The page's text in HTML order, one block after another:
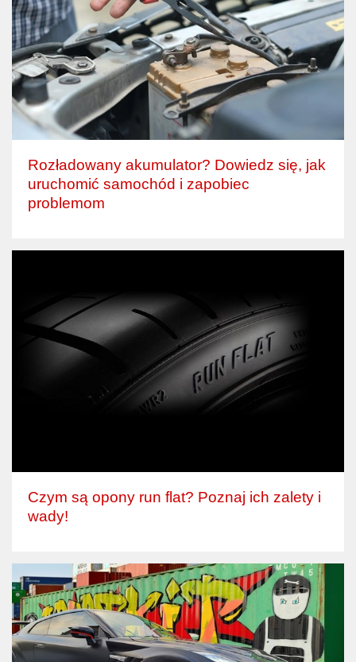
Rozładowany akumulator? Dowiedz się, jak
uruchomić samochód i zapobiec
problemom
Czym są opony run flat? Poznaj ich zalety i
wady!